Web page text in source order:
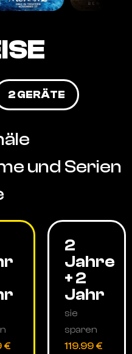
2 GERÄTE
und Serien
€
2
Jahre
+ 2
Jahr
sie
sparen
119.99 €